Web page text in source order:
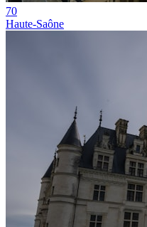
70
Haute-Saône